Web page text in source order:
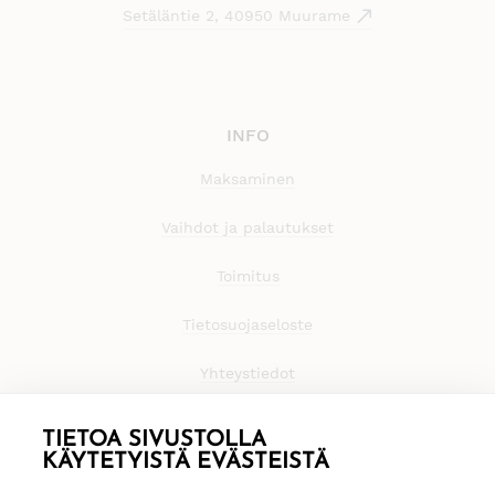
TIETOA SIVUSTOLLA
KÄYTETYISTÄ EVÄSTEISTÄ
Setäläntie 2, 40950 Muurame
INFO
Maksaminen
Vaihdot ja palautukset
Toimitus
Tietosuojaseloste
Yhteystiedot